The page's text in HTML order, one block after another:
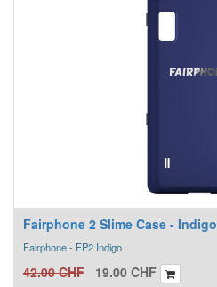
Fairphone 2 Slime Case - Indigo
Fairphone - FP2 Indigo
42.00CHF 19.00 CHF